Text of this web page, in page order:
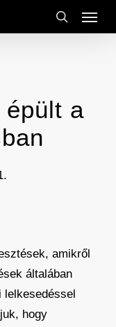
search
Menu
épült a
amikről
általában
lelkesedéssel
hogy